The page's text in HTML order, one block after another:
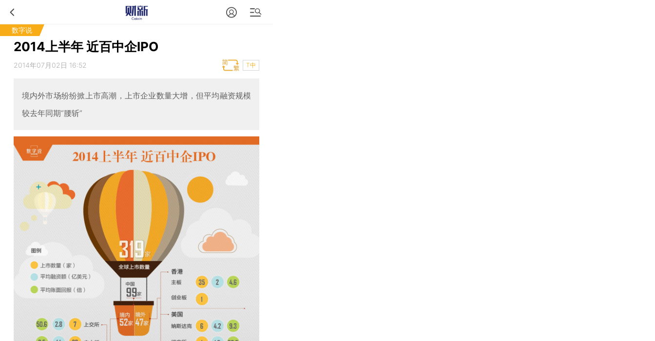
数字说
2014上半年 近百中企IPO
2014年07月02日 16:52 T中
境内外市场纷纷掀上市高潮，上市企业数量大增，但平均融资规模
较去年同期“腰斩”